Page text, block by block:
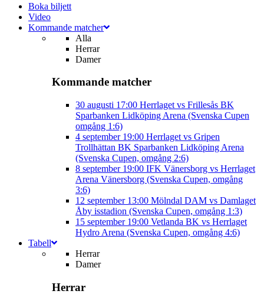
Boka biljett
Video
Kommande matcher
Alla
Herrar
Damer
Kommande matcher
30 augusti 17:00 Herrlaget vs Frillesås BK
Sparbanken Lidköping Arena (Svenska Cupen
omgång 1:6)
4 september 19:00 Herrlaget vs Gripen
Trollhättan BK Sparbanken Lidköping Arena
(Svenska Cupen, omgång 2:6)
8 september 19:00 IFK Vänersborg vs Herrlaget
Arena Vänersborg (Svenska Cupen, omgång
3:6)
12 september 13:00 Mölndal DAM vs Damlaget
Åby isstadion (Svenska Cupen, omgång 1:3)
15 september 19:00 Vetlanda BK vs Herrlaget
Hydro Arena (Svenska Cupen, omgång 4:6)
Tabell
Herrar
Damer
Herrar